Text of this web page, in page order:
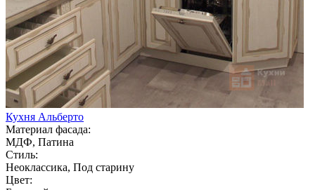
Кухня Альберто
Материал фасада:
МДФ, Патина
Стиль:
Неоклассика, Под старину
Цвет: